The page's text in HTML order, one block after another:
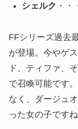
シェルク ・
FFシリーズ過去
が登場。今やゲ
ド、ティファ、
で召喚可能です
なく、ダージュ
った女の子です